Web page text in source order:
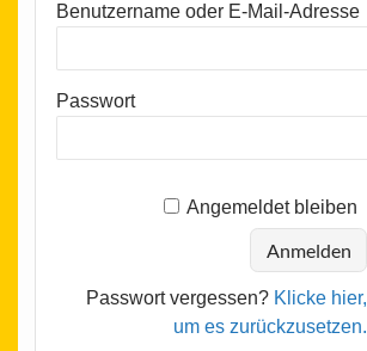
Benutzername oder E-Mail-Adresse
Passwort
Angemeldet bleiben
Passwort vergessen? Klicke hier,
um es zurückzusetzen.